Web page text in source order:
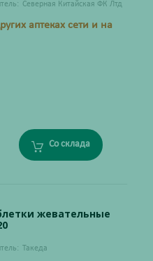
Северная Китайская ФК Лтд
аптеках сети и на
Со склада
жевательные
Такеда